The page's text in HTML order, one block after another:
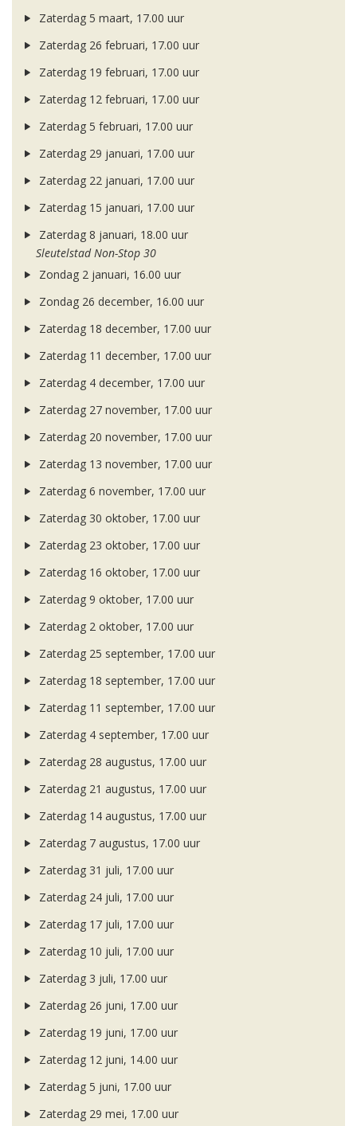
Zaterdag 5 maart, 17.00 uur
Zaterdag 26 februari, 17.00 uur
Zaterdag 19 februari, 17.00 uur
Zaterdag 12 februari, 17.00 uur
Zaterdag 5 februari, 17.00 uur
Zaterdag 29 januari, 17.00 uur
Zaterdag 22 januari, 17.00 uur
Zaterdag 15 januari, 17.00 uur
Zaterdag 8 januari, 18.00 uur
Sleutelstad Non-Stop 30
Zondag 2 januari, 16.00 uur
Zondag 26 december, 16.00 uur
Zaterdag 18 december, 17.00 uur
Zaterdag 11 december, 17.00 uur
Zaterdag 4 december, 17.00 uur
Zaterdag 27 november, 17.00 uur
Zaterdag 20 november, 17.00 uur
Zaterdag 13 november, 17.00 uur
Zaterdag 6 november, 17.00 uur
Zaterdag 30 oktober, 17.00 uur
Zaterdag 23 oktober, 17.00 uur
Zaterdag 16 oktober, 17.00 uur
Zaterdag 9 oktober, 17.00 uur
Zaterdag 2 oktober, 17.00 uur
Zaterdag 25 september, 17.00 uur
Zaterdag 18 september, 17.00 uur
Zaterdag 11 september, 17.00 uur
Zaterdag 4 september, 17.00 uur
Zaterdag 28 augustus, 17.00 uur
Zaterdag 21 augustus, 17.00 uur
Zaterdag 14 augustus, 17.00 uur
Zaterdag 7 augustus, 17.00 uur
Zaterdag 31 juli, 17.00 uur
Zaterdag 24 juli, 17.00 uur
Zaterdag 17 juli, 17.00 uur
Zaterdag 10 juli, 17.00 uur
Zaterdag 3 juli, 17.00 uur
Zaterdag 26 juni, 17.00 uur
Zaterdag 19 juni, 17.00 uur
Zaterdag 12 juni, 14.00 uur
Zaterdag 5 juni, 17.00 uur
Zaterdag 29 mei, 17.00 uur